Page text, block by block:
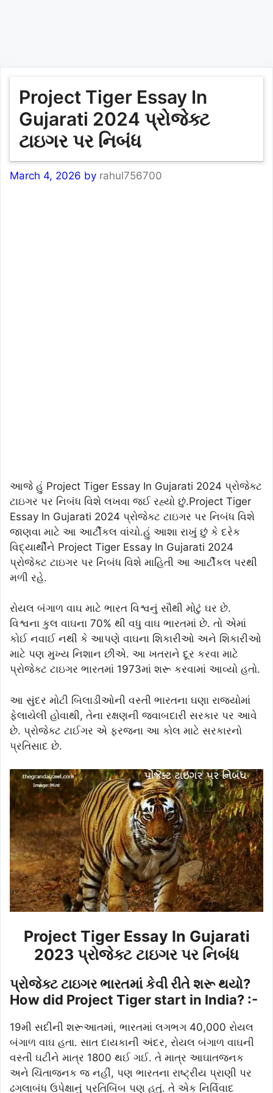
Project Tiger Essay In
Gujarati 2024 પ્રોજેક્ટ
ટાઇગર પર નિબંધ
March 4, 2026 by rahul756700
આજે હું Project Tiger Essay In Gujarati 2024 પ્રોજેક્ટ
ટાઇગર પર નિબંધ વિશે લખવા જઈ રહ્યો છું.Project Tiger
Essay In Gujarati 2024 પ્રોજેક્ટ ટાઇગર પર નિબંધ વિશે
જાણવા માટે આ આર્ટીકલ વાંચો.હું આશા રાખું છું કે દરેક
વિદ્યાર્થીને Project Tiger Essay In Gujarati 2024
પ્રોજેક્ટ ટાઇગર પર નિબંધ વિશે માહિતી આ આર્ટીકલ પરથી
મળી રહે.
રોયલ બંગાળ વાઘ માટે ભારત વિશ્વનું સૌથી મોટું ઘર છે.
વિશ્વના કુલ વાઘના 70% થી વધુ વાઘ ભારતમાં છે. તો એમાં
કોઈ નવાઈ નથી કે આપણે વાઘના શિકારીઓ અને શિકારીઓ
માટે પણ મુખ્ય નિશાન છીએ. આ ખતરાને દૂર કરવા માટે
પ્રોજેક્ટ ટાઇગર ભારતમાં 1973માં શરૂ કરવામાં આવ્યો હતો.
આ સુંદર મોટી બિલાડીઓની વસ્તી ભારતના ઘણા રાજ્યોમાં
ફેલાયેલી હોવાથી, તેના રક્ષણની જવાબદારી સરકાર પર આવે
છે. પ્રોજેક્ટ ટાઈગર એ ફરજના આ કોલ માટે સરકારનો
પ્રતિસાદ છે.
Project Tiger Essay In Gujarati
2023 પ્રોજેક્ટ ટાઇગર પર નિબંધ
પ્રોજેક્ટ ટાઇગર ભારતમાં કેવી રીતે શરૂ થયો?
How did Project Tiger start in India? :-
19મી સદીની શરૂઆતમાં, ભારતમાં લગભગ 40,000 રોયલ
બંગાળ વાઘ હતા. સાત દાયકાની અંદર, રોયલ બંગાળ વાઘની
વસ્તી ઘટીને માત્ર 1800 થઈ ગઈ. તે માત્ર આઘાતજનક
અને ચિંતાજનક જ નહીં, પણ ભારતના રાષ્ટ્રીય પ્રાણી પર
ઢગલાબંધ ઉપેક્ષાનું પ્રતિબિંબ પણ હતું. તે એક નિર્વિવાદ